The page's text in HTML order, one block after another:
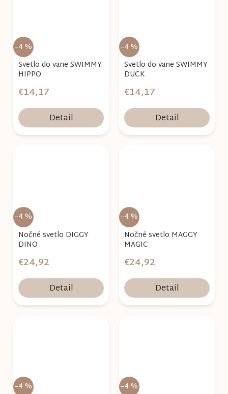
–4 %
Svetlo do vane SWIMMY
HIPPO
€14,17
Detail
–4 %
Svetlo do vane SWIMMY
DUCK
€14,17
Detail
–4 %
Nočné svetlo DIGGY
DINO
€24,92
Detail
–4 %
Nočné svetlo MAGGY
MAGIC
€24,92
Detail
–4 %
–4 %